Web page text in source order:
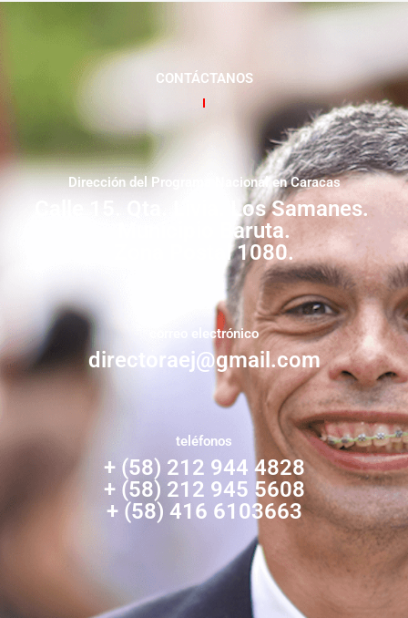
CONTÁCTANOS
Dirección del Programa Nacional en Caracas
Calle 15. Qta. Livia. Los Samanes.
Municipio Baruta.
Zona Postal 1080.
correo electrónico
directoraej@gmail.com
teléfonos
+ (58) 212 944 4828
+ (58) 212 945 5608
+ (58) 416 6103663